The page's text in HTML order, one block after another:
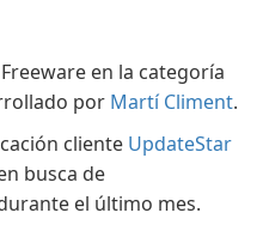
en la categoría
por Martí Climent.
cliente UpdateStar
busca de
el último mes.